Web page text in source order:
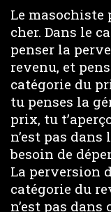
Le masochiste
cher. Dans le
penser la
revenu, et
catégorie du
tu penses la
prix, tu
n’est pas dans
besoin de
La perversion
catégorie du
n’est pas dans